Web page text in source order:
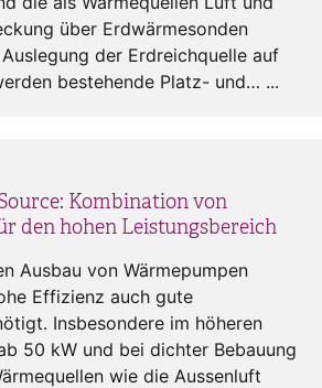
über Erdwärmesonden
der Erdreichquelle auf
bestehende Platz- und… ...
Kombination von
den hohen Leistungsbereich
Ausbau von Wärmepumpen
Effizienz auch gute
Insbesondere im höheren
50 kW und bei dichter Bebauung
wie die Aussenluft